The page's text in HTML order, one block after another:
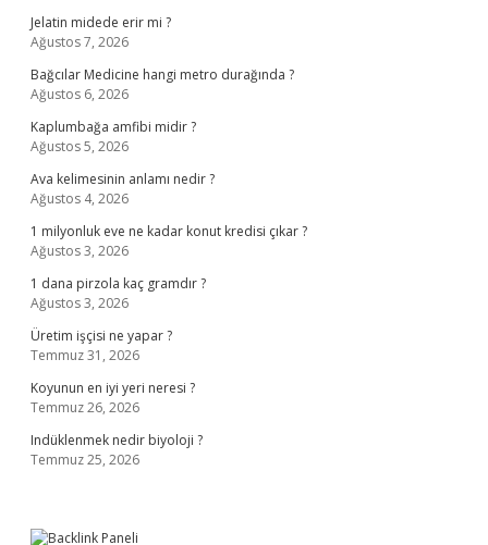
Jelatin midede erir mi ?
Ağustos 7, 2026
Bağcılar Medicine hangi metro durağında ?
Ağustos 6, 2026
Kaplumbağa amfibi midir ?
Ağustos 5, 2026
Ava kelimesinin anlamı nedir ?
Ağustos 4, 2026
1 milyonluk eve ne kadar konut kredisi çıkar ?
Ağustos 3, 2026
1 dana pirzola kaç gramdır ?
Ağustos 3, 2026
Üretim işçisi ne yapar ?
Temmuz 31, 2026
Koyunun en iyi yeri neresi ?
Temmuz 26, 2026
Indüklenmek nedir biyoloji ?
Temmuz 25, 2026